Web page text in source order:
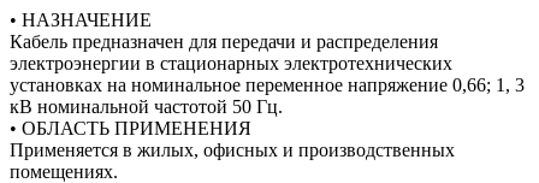
• НАЗНАЧЕНИЕ
Кабель предназначен для передачи и распределения
электроэнергии в стационарных электротехнических
установках на номинальное переменное напряжение 0,66; 1, 3
кВ номинальной частотой 50 Гц.
• ОБЛАСТЬ ПРИМЕНЕНИЯ
Применяется в жилых, офисных и производственных
помещениях.